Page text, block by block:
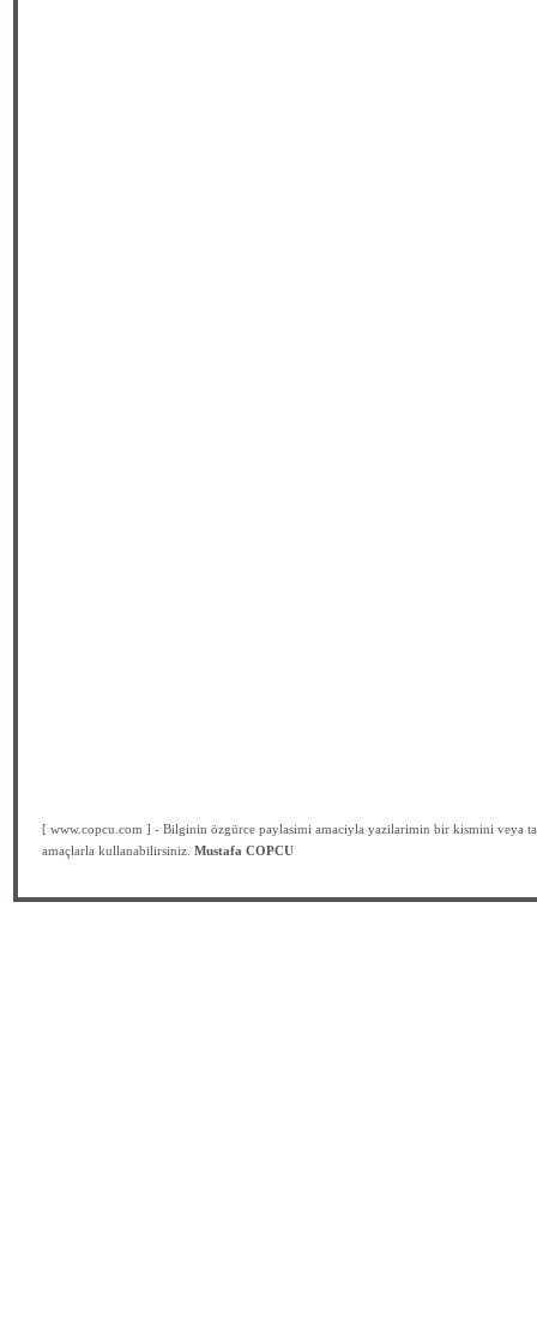
[ www.copcu.com ] - Bilginin özgürce paylasimi amaciyla yazilarimin bir kismini veya
amaçlarla kullanabilirsiniz. Mustafa COPCU